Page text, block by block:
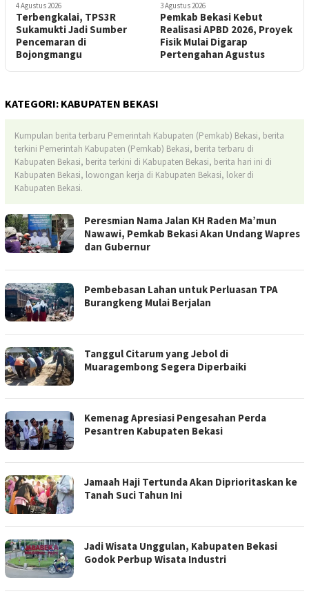
3 Agustus 2026
Pemkab Bekasi Kebut
Realisasi APBD 2026, Proyek
Fisik Mulai Digarap
Pertengahan Agustus
28 Juli 2026
Jaga Pasokan Air
Persawahan, Pemkab
Bekasi Kebut Normalisasi
SS BKG
KATEGORI: KABUPATEN BEKASI
Kumpulan berita terbaru Pemerintah Kabupaten (Pemkab) Bekasi, berita
terkini Pemerintah Kabupaten (Pemkab) Bekasi, berita terbaru di
Kabupaten Bekasi, berita terkini di Kabupaten Bekasi, berita hari ini di
Kabupaten Bekasi, lowongan kerja di Kabupaten Bekasi, loker di
Kabupaten Bekasi.
Peresmian Nama Jalan KH Raden Ma’mun
Nawawi, Pemkab Bekasi Akan Undang Wapres
dan Gubernur
Pembebasan Lahan untuk Perluasan TPA
Burangkeng Mulai Berjalan
Tanggul Citarum yang Jebol di
Muaragembong Segera Diperbaiki
Kemenag Apresiasi Pengesahan Perda
Pesantren Kabupaten Bekasi
Jamaah Haji Tertunda Akan Diprioritaskan ke
Tanah Suci Tahun Ini
Jadi Wisata Unggulan, Kabupaten Bekasi
Godok Perbup Wisata Industri